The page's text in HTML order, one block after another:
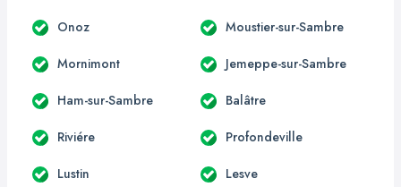
Onoz Moustier-sur-Sambre
Mornimont Jemeppe-sur-Sambre
Ham-sur-Sambre Balâtre
Riviére Profondeville
Lustin Lesve